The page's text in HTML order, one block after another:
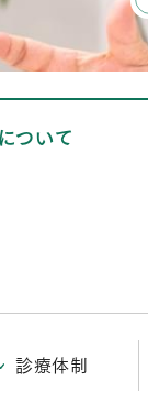
ついて
診療体制